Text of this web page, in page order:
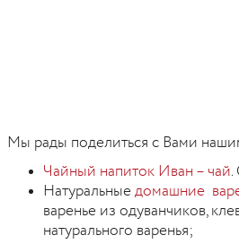
Мы рады поделиться с Вами
Чайный напиток Иван – чай.
Натуральныедомашние
варенье из одуванчиков,
натурального варенья;